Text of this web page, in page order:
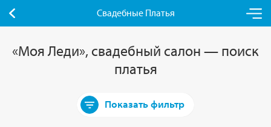
Свадебные Платья
«Моя Леди», свадебный салон — поиск
платья
Показать фильтр